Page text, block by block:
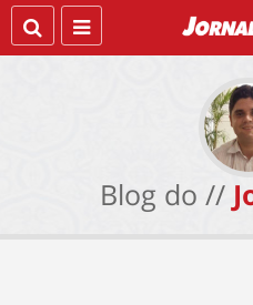
Blog do //